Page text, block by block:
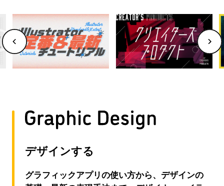
デザインする
グラフィックアプリの使い方から、デザインの